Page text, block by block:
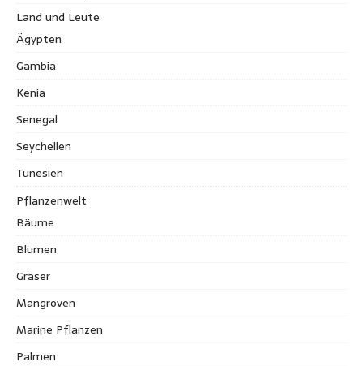
Land und Leute
Ägypten
Gambia
Kenia
Senegal
Seychellen
Tunesien
Pflanzenwelt
Bäume
Blumen
Gräser
Mangroven
Marine Pflanzen
Palmen